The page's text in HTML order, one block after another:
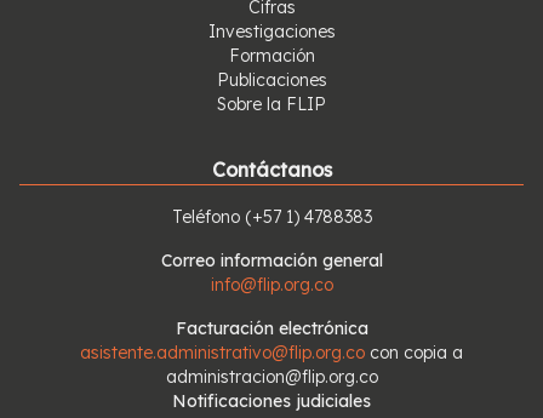
Cifras
Investigaciones
Formación
Publicaciones
Sobre la FLIP
Contáctanos
Teléfono (+57 1) 4788383
Correo información general
info@flip.org.co
Facturación electrónica
asistente.administrativo@flip.org.co con copia a
administracion@flip.org.co
Notificaciones judiciales